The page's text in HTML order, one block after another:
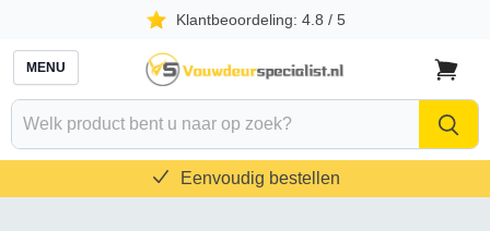
Klantbeoordeling: 4.8 / 5
MENU
Eenvoudig bestellen